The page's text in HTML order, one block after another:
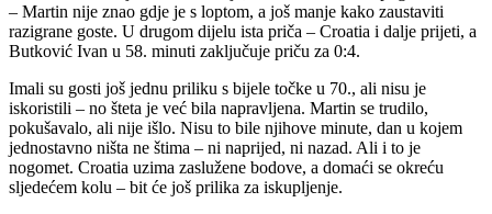
– Martin nije znao gdje je s loptom, a još manje kako zaustaviti
razigrane goste. U drugom dijelu ista priča – Croatia i dalje prijeti, a
Butković Ivan u 58. minuti zaključuje priču za 0:4.
Imali su gosti još jednu priliku s bijele točke u 70., ali nisu je
iskoristili – no šteta je već bila napravljena. Martin se trudilo,
pokušavalo, ali nije išlo. Nisu to bile njihove minute, dan u kojem
jednostavno ništa ne štima – ni naprijed, ni nazad. Ali i to je
nogomet. Croatia uzima zaslužene bodove, a domaći se okreću
sljedećem kolu – bit će još prilika za iskupljenje.